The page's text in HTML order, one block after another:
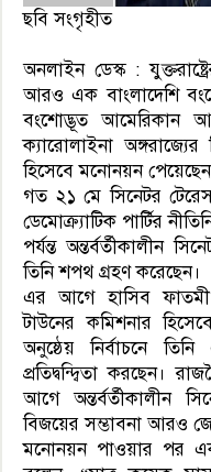
ছবি সংগৃহীত
অনলাইন ডেস্ক :
আরও এক বাংলাদেশি
বংশোদ্ভূত আমেরিকান
ক্যারোলাইনা অঙ্গরাজ্যের
হিসেবে মনোনয়ন
গত ২১ মে সিনেটর
ডেমোক্র্যাটিক পার্টির
পর্যন্ত অন্তর্বর্তীকালীন
তিনি শপথ গ্রহণ করেছেন।
এর আগে হাসিব ফাতমী
টাউনের কমিশনার
অনুষ্ঠেয় নির্বাচনে
প্রতিদ্বন্দ্বিতা করছেন।
আগে অন্তর্বর্তীকালীন
বিজয়ের সম্ভাবনা আরও
মনোনয়ন পাওয়ার পর এক